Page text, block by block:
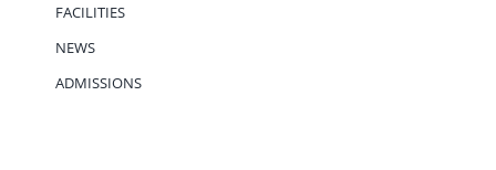
FACILITIES
NEWS
ADMISSIONS